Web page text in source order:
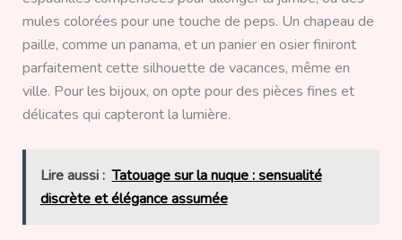
mules colorées pour une touche de peps. Un chapeau de
paille, comme un panama, et un panier en osier finiront
parfaitement cette silhouette de vacances, même en
ville. Pour les bijoux, on opte pour des pièces fines et
délicates qui capteront la lumière.
Lire aussi : Tatouage sur la nuque : sensualité
discrète et élégance assumée